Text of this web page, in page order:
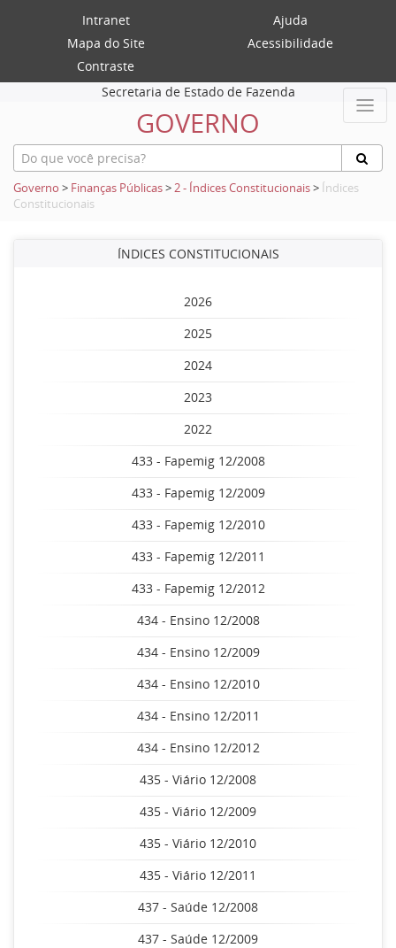
Intranet
Ajuda
Mapa do Site
Acessibilidade
Contraste
Secretaria de Estado de Fazenda
GOVERNO
Governo > Finanças Públicas>2 - Índices Constitucionais> Índices
Constitucionais
ÍNDICES CONSTITUCIONAIS
2026
2025
2024
2023
2022
433 - Fapemig 12/2008
433 - Fapemig 12/2009
433 - Fapemig 12/2010
433 - Fapemig 12/2011
433 - Fapemig 12/2012
434 - Ensino 12/2008
434 - Ensino 12/2009
434 - Ensino 12/2010
434 - Ensino 12/2011
434 - Ensino 12/2012
435 - Viário 12/2008
435 - Viário 12/2009
435 - Viário 12/2010
435 - Viário 12/2011
437 - Saúde 12/2008
437 - Saúde 12/2009